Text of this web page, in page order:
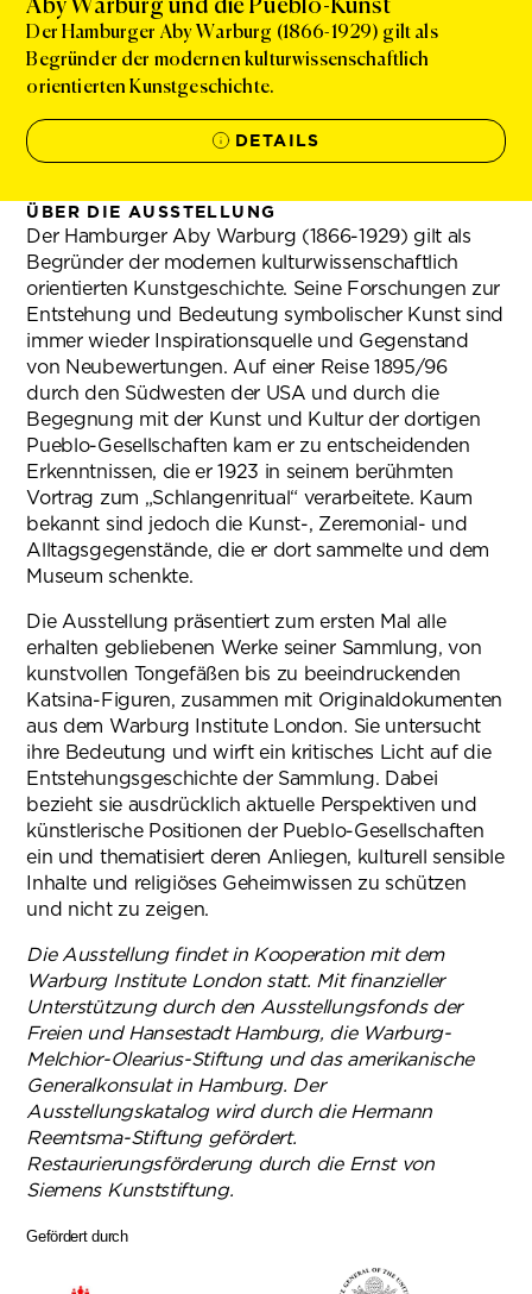
Der Hamburger Aby Warburg (1866-1929) gilt als
Begründer der modernen kulturwissenschaftlich
orientierten Kunstgeschichte.
DETAILS
ÜBER DIE AUSSTELLUNG
Der Hamburger Aby Warburg (1866-1929) gilt als
Begründer der modernen kulturwissenschaftlich
orientierten Kunstgeschichte. Seine Forschungen zur
Entstehung und Bedeutung symbolischer Kunst sind
immer wieder Inspirationsquelle und Gegenstand
von Neubewertungen. Auf einer Reise 1895/96
durch den Südwesten der USA und durch die
Begegnung mit der Kunst und Kultur der dortigen
Pueblo-Gesellschaften kam er zu entscheidenden
Erkenntnissen, die er 1923 in seinem berühmten
Vortrag zum „Schlangenritual“ verarbeitete. Kaum
bekannt sind jedoch die Kunst-, Zeremonial- und
Alltagsgegenstände, die er dort sammelte und dem
Museum schenkte.
Die Ausstellung präsentiert zum ersten Mal alle
erhalten gebliebenen Werke seiner Sammlung, von
kunstvollen Tongefäßen bis zu beeindruckenden
Katsina-Figuren, zusammen mit Originaldokumenten
aus dem Warburg Institute London. Sie untersucht
ihre Bedeutung und wirft ein kritisches Licht auf die
Entstehungsgeschichte der Sammlung. Dabei
bezieht sie ausdrücklich aktuelle Perspektiven und
künstlerische Positionen der Pueblo-Gesellschaften
ein und thematisiert deren Anliegen, kulturell sensible
Inhalte und religiöses Geheimwissen zu schützen
und nicht zu zeigen.
Die Ausstellung findet in Kooperation mit dem
Warburg Institute London statt. Mit finanzieller
Unterstützung durch den Ausstellungsfonds der
Freien und Hansestadt Hamburg, die Warburg-
Melchior-Olearius-Stiftung und das amerikanische
Generalkonsulat in Hamburg. Der
Ausstellungskatalog wird durch die Hermann
Reemtsma-Stiftung gefördert.
Restaurierungsförderung durch die Ernst von
Siemens Kunststiftung.
Gefördert durch